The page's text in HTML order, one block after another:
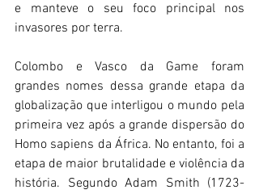
e manteve o seu foco principal nos
invasores por terra.
Colombo e Vasco da Game foram
grandes nomes dessa grande etapa da
globalização que interligou o mundo pela
primeira vez após a grande dispersão do
Homo sapiens da África. No entanto, foi a
etapa de maior brutalidade e violência da
história. Segundo Adam Smith (1723-